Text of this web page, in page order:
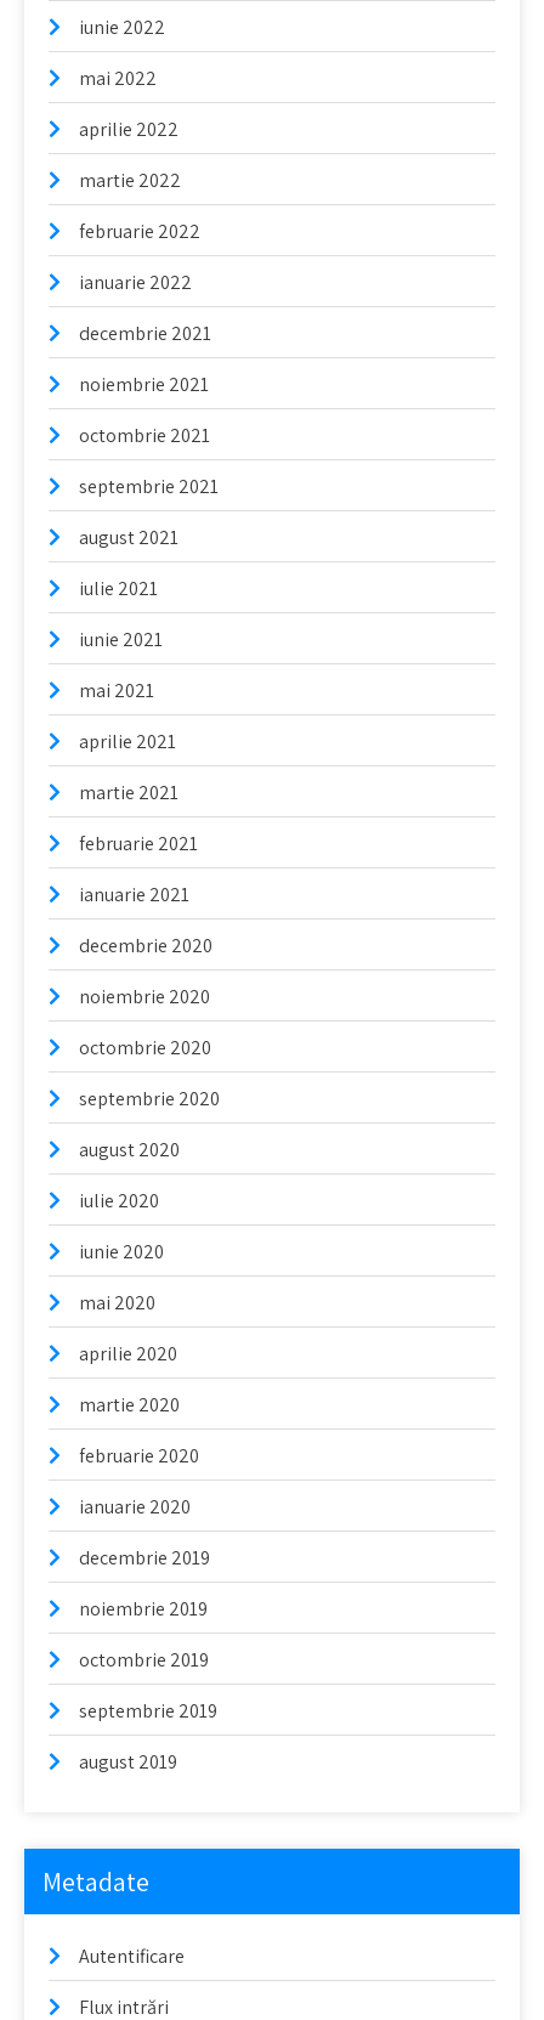
iunie 2022
mai 2022
aprilie 2022
martie 2022
februarie 2022
ianuarie 2022
decembrie 2021
noiembrie 2021
octombrie 2021
septembrie 2021
august 2021
iulie 2021
iunie 2021
mai 2021
aprilie 2021
martie 2021
februarie 2021
ianuarie 2021
decembrie 2020
noiembrie 2020
octombrie 2020
septembrie 2020
august 2020
iulie 2020
iunie 2020
mai 2020
aprilie 2020
martie 2020
februarie 2020
ianuarie 2020
decembrie 2019
noiembrie 2019
octombrie 2019
septembrie 2019
august 2019
Metadate
Autentificare
Flux intrări